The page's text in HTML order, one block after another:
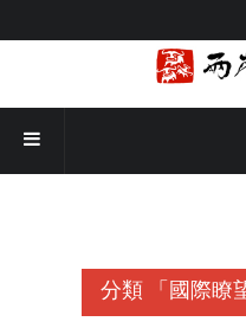
分類 「國際瞭